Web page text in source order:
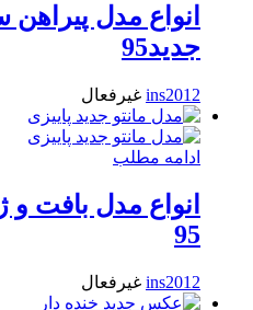
انواع مدل پیراهن
جدید95
ins2012 غیرفعال
ادامه مطلب
انواع مدل بافت و
95
ins2012 غیرفعال